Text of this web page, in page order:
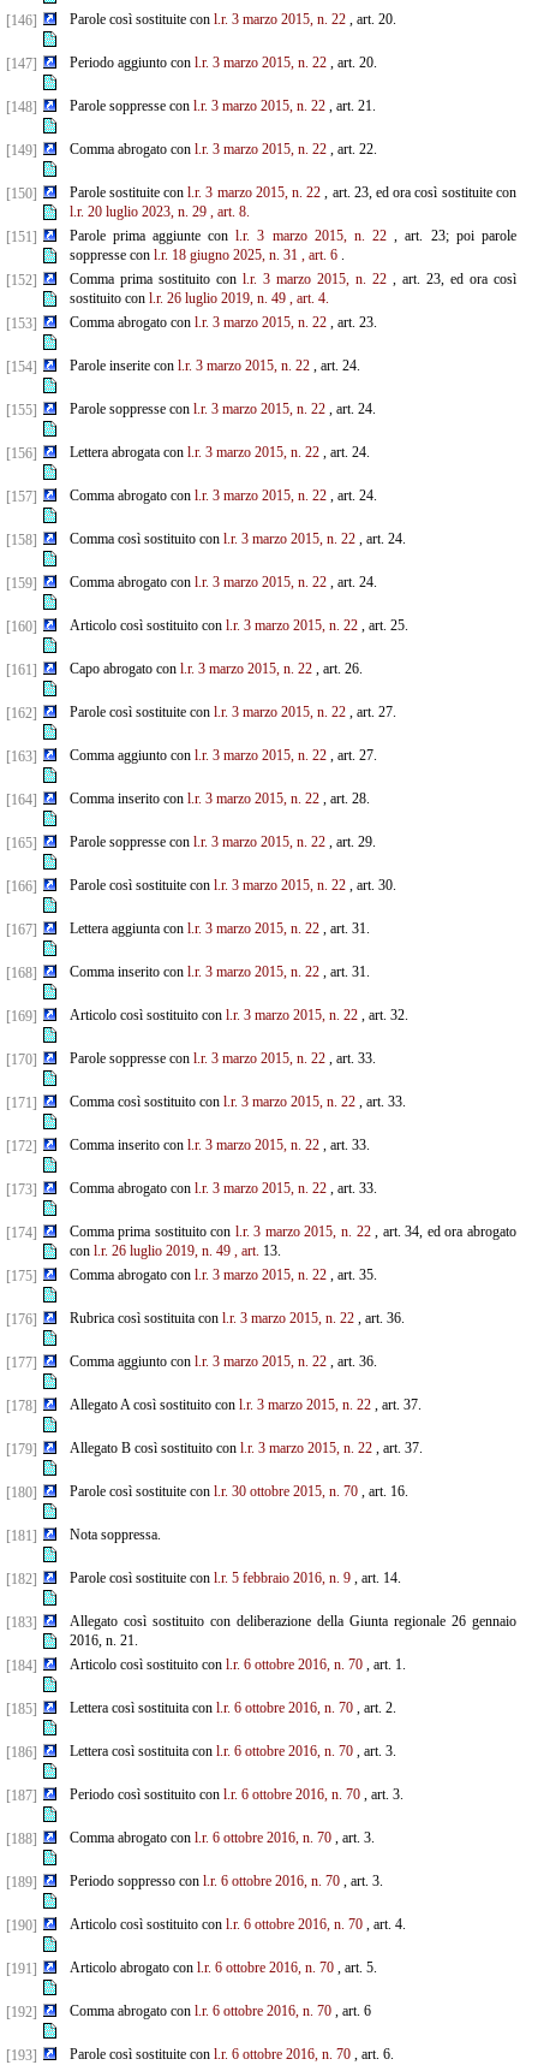
[146] Parole così sostituite con l.r. 3 marzo 2015, n. 22, art. 20.
[147] Periodo aggiunto con l.r. 3 marzo 2015, n. 22, art. 20.
[148] Parole soppresse con l.r. 3 marzo 2015, n. 22, art. 21.
[149] Comma abrogato con l.r. 3 marzo 2015, n. 22, art. 22.
[150] Parole sostituite conl.r. 3 marzo 2015, n. 22 , art. 23, ed ora così sostituite con
l.r. 20 luglio 2023, n. 29 , art. 8.
[151]
Parole prima aggiunte conl.r. 3 marzo 2015, n. 22 , art. 23; poi parole
soppresse con l.r. 18 giugno 2025, n. 31 , art. 6.
[152]
Comma prima sostituito con l.r. 3 marzo 2015, n. 22, art. 23, ed ora così
sostituito con l.r. 26 luglio 2019, n. 49 , art. 4.
[153]
Comma abrogato con l.r. 3 marzo 2015, n. 22, art. 23.
[154] Parole inserite con l.r. 3 marzo 2015, n. 22, art. 24.
[155] Parole soppresse con l.r. 3 marzo 2015, n. 22, art. 24.
[156] Lettera abrogata con l.r. 3 marzo 2015, n. 22, art. 24.
[157] Comma abrogato con l.r. 3 marzo 2015, n. 22, art. 24.
[158] Comma così sostituito con l.r. 3 marzo 2015, n. 22, art. 24.
[159] Comma abrogato con l.r. 3 marzo 2015, n. 22, art. 24.
[160] Articolo così sostituito con l.r. 3 marzo 2015, n. 22, art. 25.
[161] Capo abrogato con l.r. 3 marzo 2015, n. 22, art. 26.
[162] Parole così sostituite con l.r. 3 marzo 2015, n. 22, art. 27.
[163] Comma aggiunto con l.r. 3 marzo 2015, n. 22, art. 27.
[164] Comma inserito con l.r. 3 marzo 2015, n. 22, art. 28.
[165] Parole soppresse con l.r. 3 marzo 2015, n. 22, art. 29.
[166] Parole così sostituite con l.r. 3 marzo 2015, n. 22, art. 30.
[167] Lettera aggiunta con l.r. 3 marzo 2015, n. 22, art. 31.
[168] Comma inserito con l.r. 3 marzo 2015, n. 22, art. 31.
[169] Articolo così sostituito con l.r. 3 marzo 2015, n. 22, art. 32.
[170] Parole soppresse con l.r. 3 marzo 2015, n. 22, art. 33.
[171] Comma così sostituito con l.r. 3 marzo 2015, n. 22, art. 33.
[172] Comma inserito con l.r. 3 marzo 2015, n. 22, art. 33.
[173] Comma abrogato con l.r. 3 marzo 2015, n. 22, art. 33.
[174] Comma prima sostituito con l.r. 3 marzo 2015, n. 22, art. 34, ed ora abrogato
con l.r. 26 luglio 2019, n. 49 , art. 13.
[175]
Comma abrogato con l.r. 3 marzo 2015, n. 22, art. 35.
[176] Rubrica così sostituita con l.r. 3 marzo 2015, n. 22, art. 36.
[177] Comma aggiunto con l.r. 3 marzo 2015, n. 22, art. 36.
[178] Allegato A così sostituito con l.r. 3 marzo 2015, n. 22, art. 37.
[179] Allegato B così sostituito con l.r. 3 marzo 2015, n. 22, art. 37.
[180] Parole così sostituite con l.r. 30 ottobre 2015, n. 70, art. 16.
[181] Nota soppressa.
[182] Parole così sostituite con l.r. 5 febbraio 2016, n. 9, art. 14.
[183]
Allegato così sostituito con deliberazione della Giunta regionale 26 gennaio
2016, n. 21.
[184]
Articolo così sostituito con l.r. 6 ottobre 2016, n. 70, art. 1.
[185] Lettera così sostituita con l.r. 6 ottobre 2016, n. 70, art. 2.
[186] Lettera così sostituita con l.r. 6 ottobre 2016, n. 70, art. 3.
[187] Periodo così sostituito con l.r. 6 ottobre 2016, n. 70, art. 3.
[188] Comma abrogato con l.r. 6 ottobre 2016, n. 70, art. 3.
[189] Periodo soppresso con l.r. 6 ottobre 2016, n. 70, art. 3.
[190] Articolo così sostituito con l.r. 6 ottobre 2016, n. 70, art. 4.
[191] Articolo abrogato con l.r. 6 ottobre 2016, n. 70, art. 5.
[192] Comma abrogato con l.r. 6 ottobre 2016, n. 70, art. 6
[193] Parole così sostituite con l.r. 6 ottobre 2016, n. 70, art. 6.